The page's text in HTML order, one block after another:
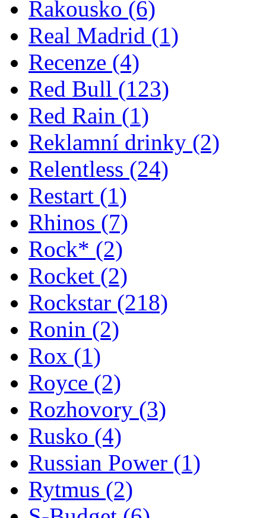
Rakousko (6)
Real Madrid (1)
Recenze (4)
Red Bull (123)
Red Rain (1)
Reklamní drinky (2)
Relentless (24)
Restart (1)
Rhinos (7)
Rock* (2)
Rocket (2)
Rockstar (218)
Ronin (2)
Rox (1)
Royce (2)
Rozhovory (3)
Rusko (4)
Russian Power (1)
Rytmus (2)